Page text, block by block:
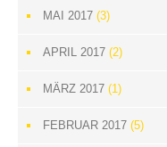
MAI 2017 (3)
APRIL 2017 (2)
MÄRZ 2017 (1)
FEBRUAR 2017 (5)